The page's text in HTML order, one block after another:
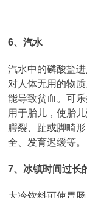
6、汽水
汽水中的磷酸盐
对人体无用的物
能导致贫血。可
用于胎儿，使胎
腭裂、趾或脚畸
全、发育迟缓等。
7、冰镇时间过长
太冷饮料可使胃